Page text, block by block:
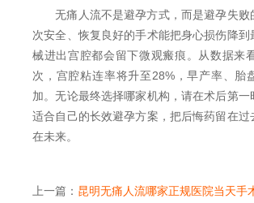
无痛人流不是避孕方式，而是避孕失败
次安全、恢复良好的手术能把身心损伤降到
械进出宫腔都会留下微观瘢痕。从数据来
次，宫腔粘连率将升至28%，早产率、胎
加。无论最终选择哪家机构，请在术后第一
适合自己的长效避孕方案，把后悔药留在过
在未来。
上一篇： 昆明无痛人流哪家正规医院当天手